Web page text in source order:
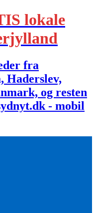
lokale
fra
Haderslev,
og resten
- mobil